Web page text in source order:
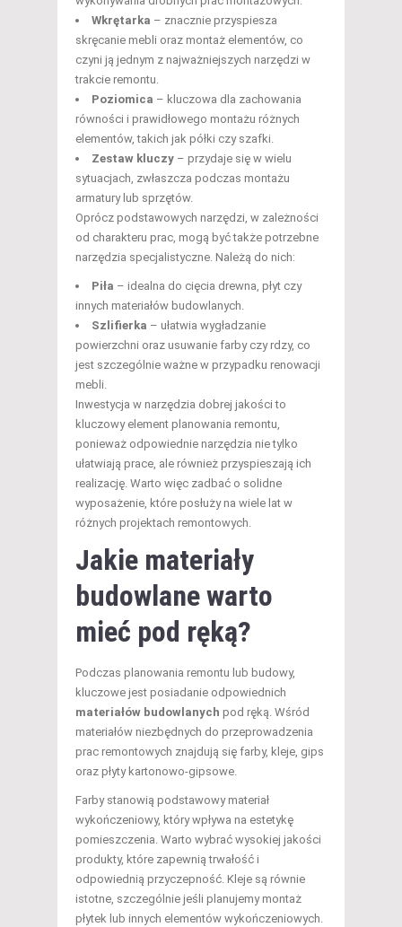
Wkrętarka – znacznie przyspiesza
skręcanie mebli oraz montaż elementów, co
czyni ją jednym z najważniejszych narzędzi w
trakcie remontu.
Poziomica – kluczowa dla zachowania
równości i prawidłowego montażu różnych
elementów, takich jak półki czy szafki.
Zestaw kluczy – przydaje się w wielu
sytuacjach, zwłaszcza podczas montażu
armatury lub sprzętów.
Oprócz podstawowych narzędzi, w zależności
od charakteru prac, mogą być także potrzebne
narzędzia specjalistyczne. Należą do nich:
Piła – idealna do cięcia drewna, płyt czy
innych materiałów budowlanych.
Szlifierka – ułatwia wygładzanie
powierzchni oraz usuwanie farby czy rdzy, co
jest szczególnie ważne w przypadku renowacji
mebli.
Inwestycja w narzędzia dobrej jakości to
kluczowy element planowania remontu,
ponieważ odpowiednie narzędzia nie tylko
ułatwiają prace, ale również przyspieszają ich
realizację. Warto więc zadbać o solidne
wyposażenie, które posłuży na wiele lat w
różnych projektach remontowych.
Jakie materiały
budowlane warto
mieć pod ręką?
Podczas planowania remontu lub budowy,
kluczowe jest posiadanie odpowiednich
materiałów budowlanych pod ręką. Wśród
materiałów niezbędnych do przeprowadzenia
prac remontowych znajdują się farby, kleje, gips
oraz płyty kartonowo-gipsowe.
Farby stanowią podstawowy materiał
wykończeniowy, który wpływa na estetykę
pomieszczenia. Warto wybrać wysokiej jakości
produkty, które zapewnią trwałość i
odpowiednią przyczepność. Kleje są równie
istotne, szczególnie jeśli planujemy montaż
płytek lub innych elementów wykończeniowych.